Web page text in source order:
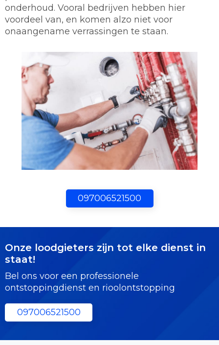
097006521500
onderhoud. Vooral bedrijven hebben hier
voordeel van, en komen alzo niet voor
onaangename verrassingen te staan.
Onze loodgieters zijn tot elke dienst in
staat!
Bel ons voor een professionele
ontstoppingdienst en rioolontstopping
097006521500